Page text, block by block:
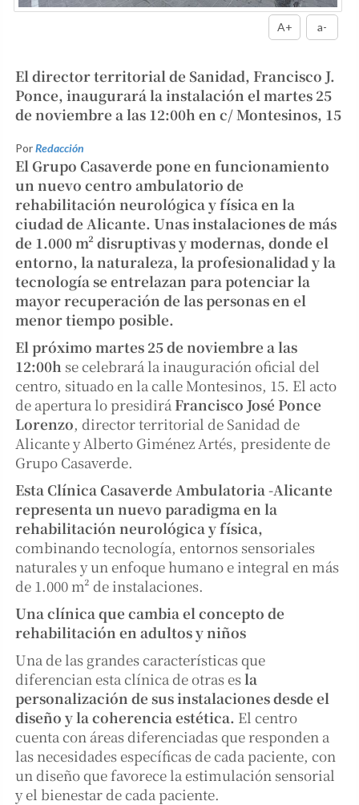
A+ a-
El director territorial de Sanidad, Francisco J.
Ponce, inaugurará la instalación el martes 25
de noviembre a las 12:00h en c/ Montesinos, 15
PorRedacción
El Grupo Casaverde pone en funcionamiento
un nuevo centro ambulatorio de
rehabilitación neurológica y física en la
ciudad de Alicante. Unas instalaciones de más
de 1.000 m² disruptivas y modernas, donde el
entorno, la naturaleza, la profesionalidad y la
tecnología se entrelazan para potenciar la
mayor recuperación de las personas en el
menor tiempo posible.
El próximo martes 25 de noviembre a las
12:00h se celebrará la inauguración oficial del
centro, situado en la calle Montesinos, 15. El acto
de apertura lo presidirá Francisco José Ponce
Lorenzo, director territorial de Sanidad de
Alicante y Alberto Giménez Artés, presidente de
Grupo Casaverde.
Esta Clínica Casaverde Ambulatoria -Alicante
representa un nuevo paradigma en la
rehabilitación neurológica y física,
combinando tecnología, entornos sensoriales
naturales y un enfoque humano e integral en más
de 1.000 m² de instalaciones.
Una clínica que cambia el concepto de
rehabilitación en adultos y niños
Una de las grandes características que
diferencian esta clínica de otras es la
personalización de sus instalaciones desde el
diseño y la coherencia estética. El centro
cuenta con áreas diferenciadas que responden a
las necesidades específicas de cada paciente, con
un diseño que favorece la estimulación sensorial
y el bienestar de cada paciente.